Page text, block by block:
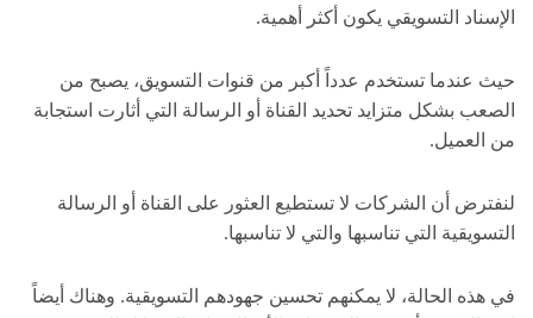
الإسناد التسويقي يكون أكثر أهمية.
حيث عندما تستخدم عدداً أكبر من قنوات التسويق، يصبح من
الصعب بشكل متزايد تحديد القناة أو الرسالة التي أثارت استجابة
من العميل.
لنفترض أن الشركات لا تستطيع العثور على القناة أو الرسالة
التسويقية التي تناسبها والتي لا تناسبها.
في هذه الحالة، لا يمكنهم تحسين جهودهم التسويقية. وهناك أيضاً